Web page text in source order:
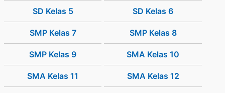
SD Kelas 5 SD Kelas 6
SMP Kelas 7 SMP Kelas 8
SMP Kelas 9 SMA Kelas 10
SMA Kelas 11 SMA Kelas 12